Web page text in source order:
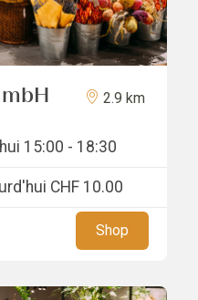
2.9 km
15:00 - 18:30
CHF 10.00
Shop